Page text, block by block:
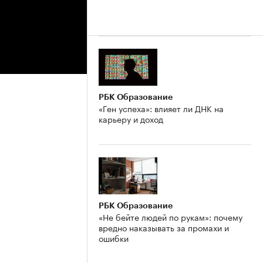
РБК Образование
«Ген успеха»: влияет ли ДНК на
карьеру и доход
РБК Образование
«Не бейте людей по рукам»: почему
вредно наказывать за промахи и
ошибки